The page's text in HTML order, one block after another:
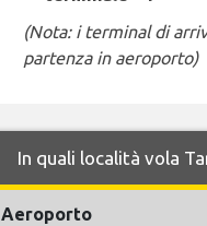
(Nota: i terminal di
partenza in aeroporto)
In quali località vola
Aeroporto